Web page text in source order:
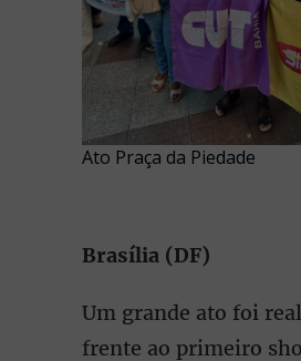
Ato Praça da Piedade
Brasília (DF)
Um grande ato foi
frente ao primeiro